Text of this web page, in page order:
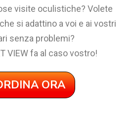
visite oculistiche? Volete
si adattino a voi e ai vostri
senza problemi?
VIEW fa al caso vostro!
ORA